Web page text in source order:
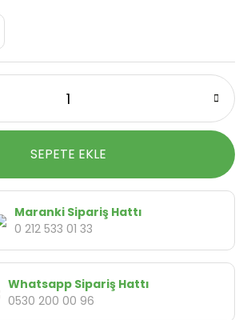
SEPETE EKLE
Maranki Sipariş Hattı
0 212 533 01 33
Whatsapp Sipariş Hattı
0530 200 00 96